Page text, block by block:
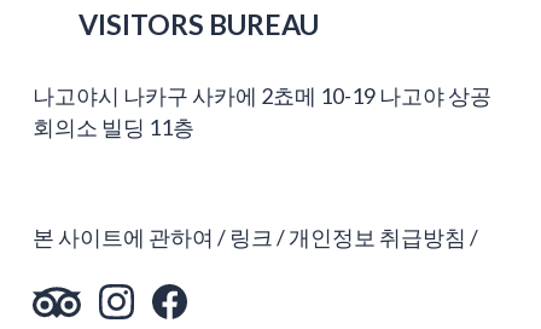
VISITORS BUREAU
나고야시 나카구 사카에 2쵸메 10-19 나고야 상공
회의소 빌딩 11층
본 사이트에 관하여 링크 개인정보 취급방침